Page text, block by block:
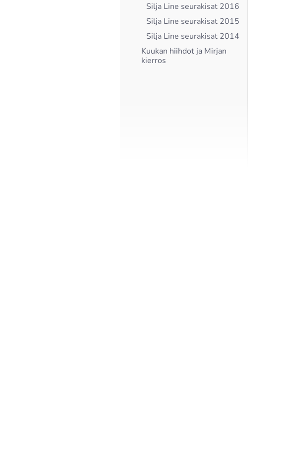
Silja Line seurakisat 2016
Silja Line seurakisat 2015
Silja Line seurakisat 2014
Kuukan hiihdot ja Mirjan
kierros